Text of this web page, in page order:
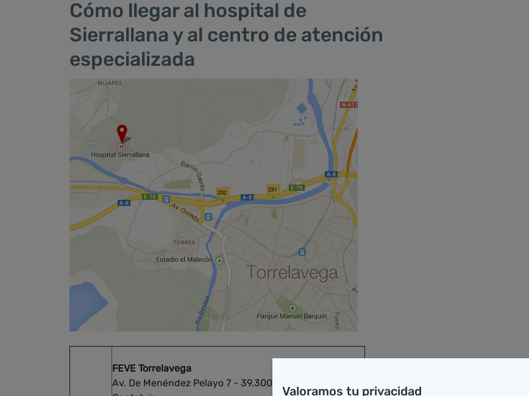
Cómo llegar al hospital de
Sierrallana y al centro de atención
especializada
FEVE Torrelavega
Av. De Menéndez Pelayo 7 - 39.300 Torrelavega,
Valoramos tu privacidad